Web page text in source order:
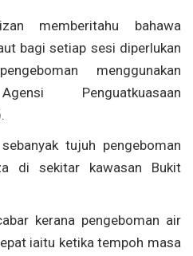
memberitahu bahawa
bagi setiap sesi diperlukan
menggunakan
Penguatkuasaan
tujuh pengeboman
di sekitar kawasan Bukit
kerana pengeboman air
iaitu ketika tempoh masa